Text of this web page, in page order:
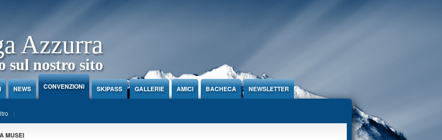
Azzurra
sul nostro sito
NEWS CONVENZIONI SKIPASS GALLERIE AMICI BACHECA NEWSLETTER
MUSEI